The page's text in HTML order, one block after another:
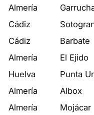
Almería
Cádiz
Cádiz
Barbate
Almería
El Ejido
Huelva
Punta
Almería
Albox
Almería
Mojácar